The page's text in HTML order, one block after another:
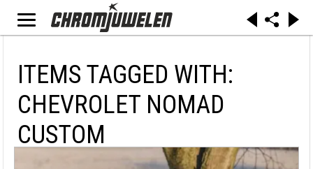
ITEMS TAGGED WITH:
CHEVROLET NOMAD
CUSTOM